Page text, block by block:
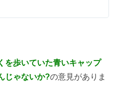
を歩いていた青いキャップ
じゃないか?の意見がありま